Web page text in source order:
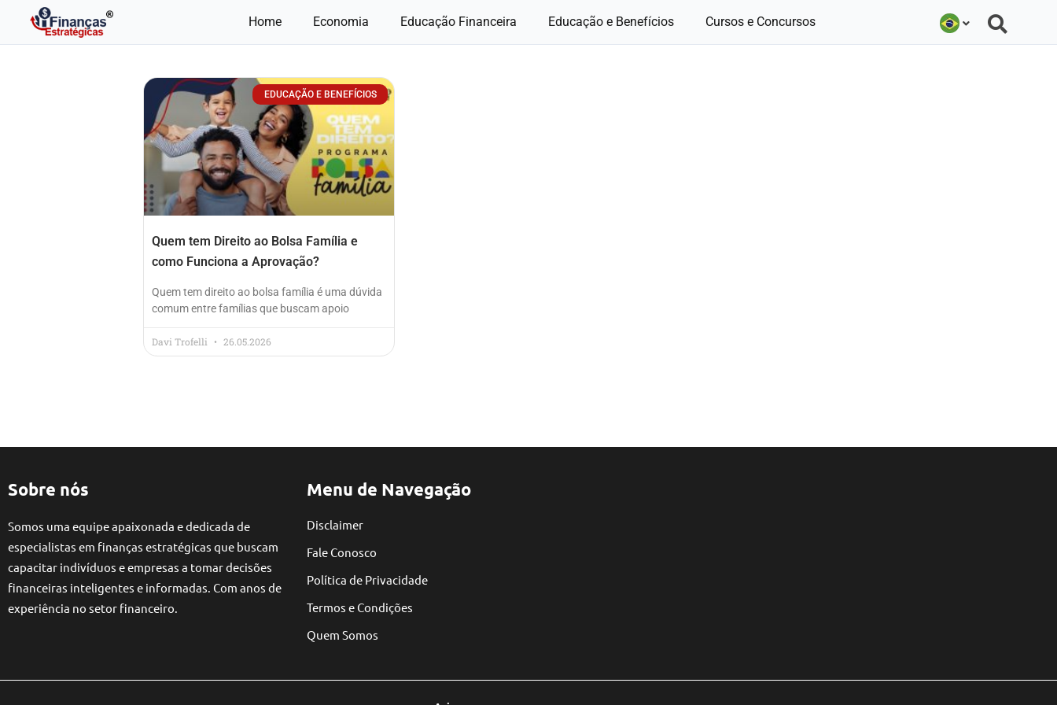
Home Economia Educação Financeira Educação e Benefícios Cursos e Concursos
EDUCAÇÃO E BENEFÍCIOS
Quem tem Direito ao Bolsa Família e
como Funciona a Aprovação?
Quem tem direito ao bolsa família é uma dúvida
comum entre famílias que buscam apoio
Davi Trofelli 26.05.2026
Sobre nós
Somos uma equipe apaixonada e dedicada de
especialistas em finanças estratégicas que buscam
capacitar indivíduos e empresas a tomar decisões
financeiras inteligentes e informadas. Com anos de
experiência no setor financeiro.
Menu de Navegação
Disclaimer
Fale Conosco
Política de Privacidade
Termos e Condições
Quem Somos